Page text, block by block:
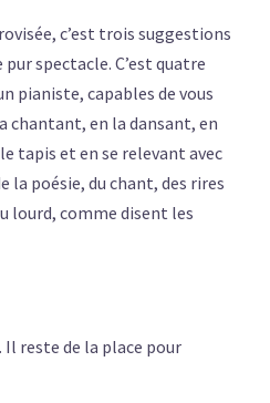
c’est trois suggestions
spectacle. C’est quatre
pianiste, capables de vous
chantant, en la dansant, en
tapis et en se relevant avec
la poésie, du chant, des rires
lourd, comme disent les
reste de la place pour